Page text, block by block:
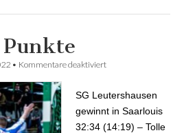
• Kommentare deaktiviert
SG Leutershausen
gewinnt in Saarlouis
32:34 (14:19) – Tolle